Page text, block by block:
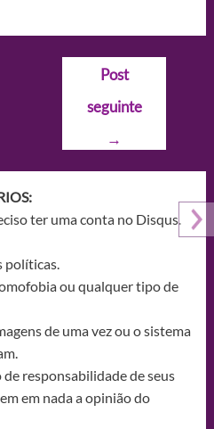
Post
seguinte
→
ter uma conta no Disqus.
políticas.
ou qualquer tipo de
de uma vez ou o sistema
responsabilidade de seus
em nada a opinião do